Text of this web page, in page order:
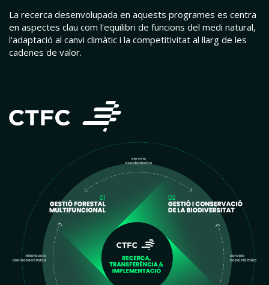
La recerca desenvolupada en aquests programes es centra
en aspectes clau com l'equilibri de funcions del medi natural,
l'adaptació al canvi climàtic i la competitivitat al llarg de les
cadenes de valor.